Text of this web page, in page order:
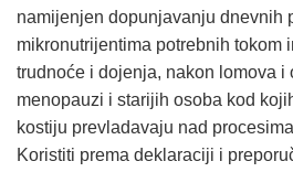
namijenjen dopunjavanju dnevnih
mikronutrijentima potrebnih tokom
trudnoće i dojenja, nakon lomova i
menopauzi i starijih osoba kod
kostiju prevladavaju nad
Koristiti prema deklaraciji i